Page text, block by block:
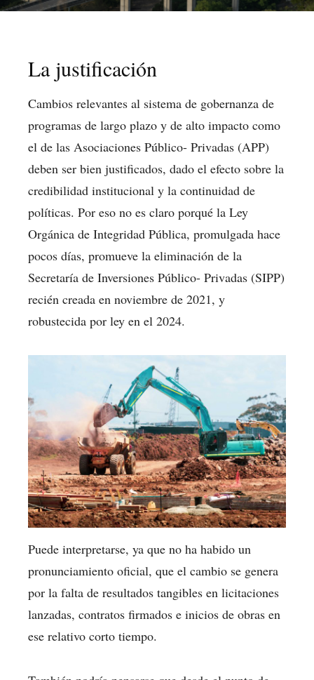
La justificación
Cambios relevantes al sistema de gobernanza de
programas de largo plazo y de alto impacto como
el de las Asociaciones Público- Privadas (APP)
deben ser bien justificados, dado el efecto sobre la
credibilidad institucional y la continuidad de
políticas. Por eso no es claro porqué la Ley
Orgánica de Integridad Pública, promulgada hace
pocos días, promueve la eliminación de la
Secretaría de Inversiones Público- Privadas (SIPP)
recién creada en noviembre de 2021, y
robustecida por ley en el 2024.
Puede interpretarse, ya que no ha habido un
pronunciamiento oficial, que el cambio se genera
por la falta de resultados tangibles en licitaciones
lanzadas, contratos firmados e inicios de obras en
ese relativo corto tiempo.